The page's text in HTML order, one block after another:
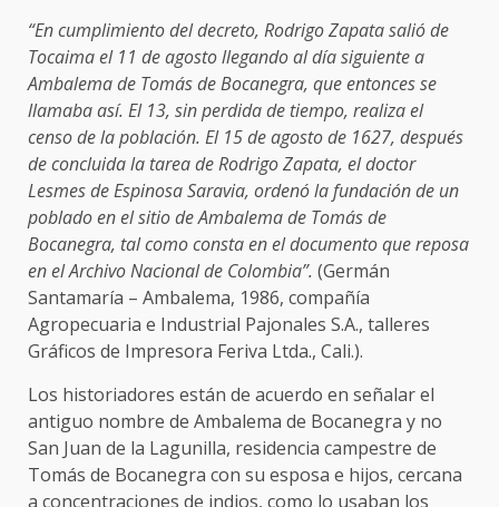
“En cumplimiento del decreto, Rodrigo Zapata salió de
Tocaima el 11 de agosto llegando al día siguiente a
Ambalema de Tomás de Bocanegra, que entonces se
llamaba así. El 13, sin perdida de tiempo, realiza el
censo de la población. El 15 de agosto de 1627, después
de concluida la tarea de Rodrigo Zapata, el doctor
Lesmes de Espinosa Saravia, ordenó la fundación de un
poblado en el sitio de Ambalema de Tomás de
Bocanegra, tal como consta en el documento que reposa
en el Archivo Nacional de Colombia”. (Germán
Santamaría – Ambalema, 1986, compañía
Agropecuaria e Industrial Pajonales S.A., talleres
Gráficos de Impresora Feriva Ltda., Cali.).
Los historiadores están de acuerdo en señalar el
antiguo nombre de Ambalema de Bocanegra y no
San Juan de la Lagunilla, residencia campestre de
Tomás de Bocanegra con su esposa e hijos, cercana
a concentraciones de indios, como lo usaban los